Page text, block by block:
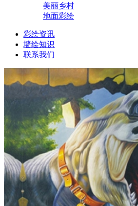
美丽乡村
地面彩绘
彩绘资讯
墙绘知识
联系我们